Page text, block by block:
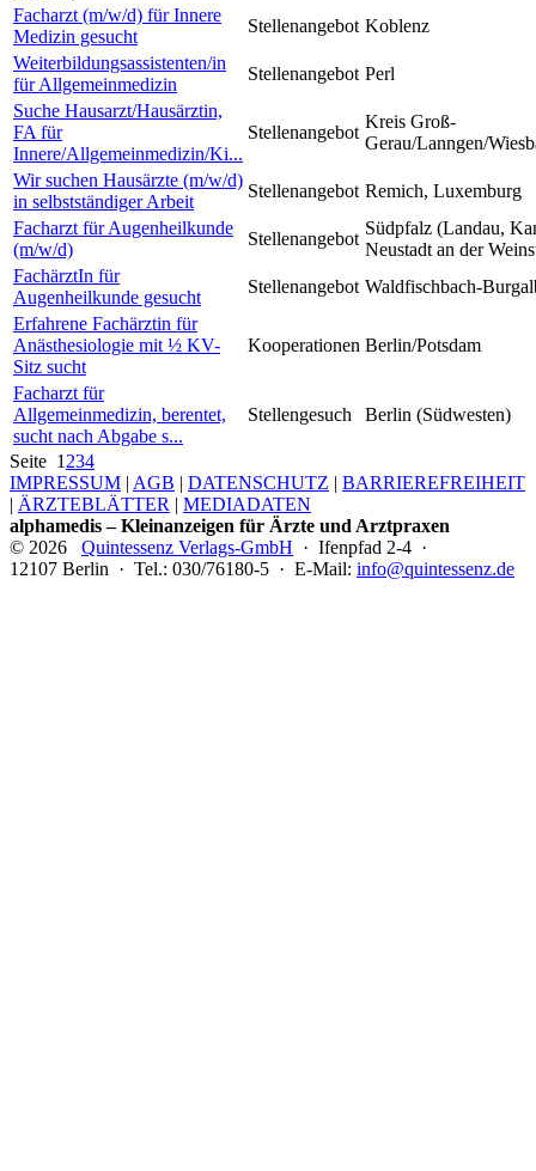
Facharzt (m/w/d) für Innere
Medizin gesucht
Stellenangebot Koblenz
Weiterbildungsassistenten/in
für Allgemeinmedizin
Stellenangebot Perl
Suche Hausarzt/Hausärztin,
FA für
Innere/Allgemeinmedizin/Ki...
Stellenangebot
Kreis Groß-
Gerau/Lanngen/
Wir suchen Hausärzte (m/w/d)
in selbstständiger Arbeit
Stellenangebot Remich, Luxemburg
Facharzt für Augenheilkunde
(m/w/d)
Stellenangebot
Südpfalz (Landau,
Neustadt an der
FachärztIn für
Augenheilkunde gesucht
Stellenangebot Waldfischbach-
Erfahrene Fachärztin für
Anästhesiologie mit ½ KV-
Sitz sucht
Kooperationen Berlin/Potsdam
Facharzt für
Allgemeinmedizin, berentet,
sucht nach Abgabe s...
Stellengesuch Berlin (Südwesten)
Seite 1 234
IMPRESSUM | AGB | DATENSCHUTZ | BARRIEREFREIHEIT
| ÄRZTEBLÄTTER | MEDIADATEN
alphamedis – Kleinanzeigen für Ärzte und Arztpraxen
© 2026 Quintessenz Verlags-GmbH · Ifenpfad 2-4 ·
12107 Berlin · Tel.: 030/76180-5 · E-Mail: info@quintessenz.de